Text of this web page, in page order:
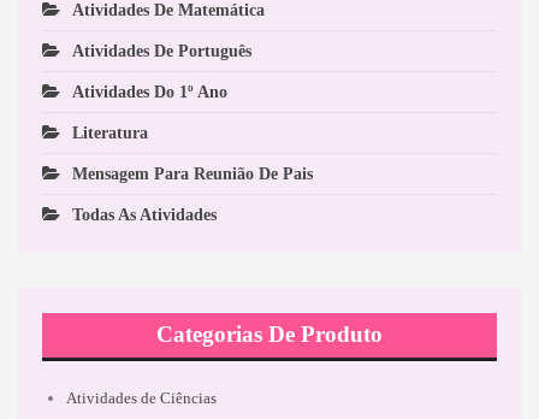
Atividades De Matemática
Atividades De Português
Atividades Do 1º Ano
Literatura
Mensagem Para Reunião De Pais
Todas As Atividades
Categorias De Produto
Atividades de Ciências